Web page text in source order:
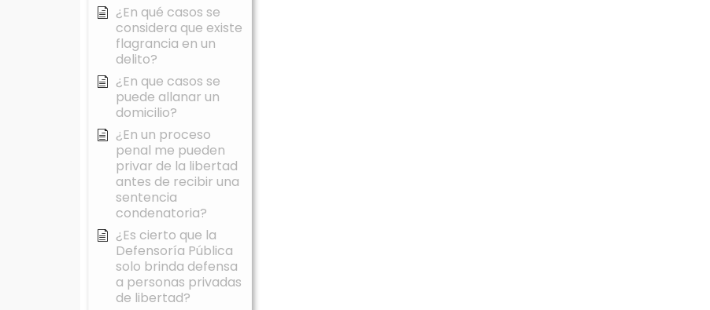
¿En qué casos se
considera que existe
flagrancia en un
delito?
¿En que casos se
puede allanar un
domicilio?
¿En un proceso
penal me pueden
privar de la libertad
antes de recibir una
sentencia
condenatoria?
¿Es cierto que la
Defensoría Pública
solo brinda defensa
a personas privadas
de libertad?